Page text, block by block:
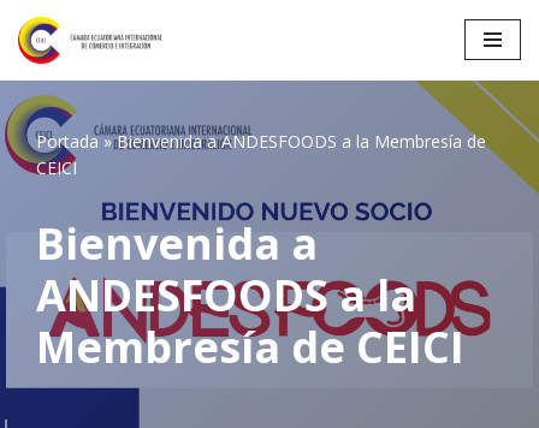
Saltar
al
contenido
Portada»Bienvenida a ANDESFOODS a la Membresía de
CEICI
Bienvenida a
ANDESFOODS a la
Membresía de CEICI